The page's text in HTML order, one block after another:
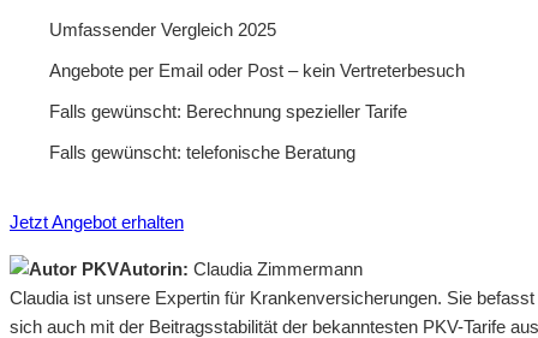
Umfassender Vergleich 2025
Angebote per Email oder Post – kein Vertreterbesuch
Falls gewünscht: Berechnung spezieller Tarife
Falls gewünscht: telefonische Beratung
Jetzt Angebot erhalten
Autorin: Claudia Zimmermann
Claudia ist unsere Expertin für Krankenversicherungen. Sie
sich auch mit der Beitragsstabilität der bekanntesten PKV-Tarife